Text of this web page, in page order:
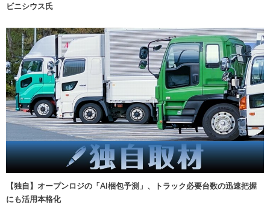
ビニシウス氏
【独自】オープンロジの「AI梱包予測」、トラック必要台数の迅速把握
にも活用本格化